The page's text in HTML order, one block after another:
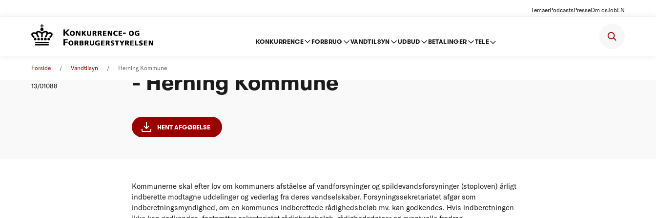
TemaerPodcastsPresseOm osJobEN
KONKURRENCE FORBRUG VANDTILSYN UDBUD BETALINGER TELE
Forside Vandtilsyn Herning Kommune
13/01088
- Herning Kommune
HENT AFGØRELSE
Kommunerne skal efter lov om kommuners afståelse af vandforsyninger og spildevandsforsyninger (stoploven) årligt
indberette modtagne uddelinger og vederlag fra deres vandselskaber. Forsyningssekretariatet afgør som
indberetningsmyndighed, om en kommunes indberettede rådighedsbeløb mv. kan godkendes. Hvis indberetningen